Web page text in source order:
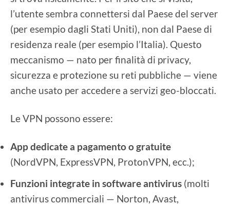
l’utente sembra connettersi dal Paese del server
(per esempio dagli Stati Uniti), non dal Paese di
residenza reale (per esempio l’Italia). Questo
meccanismo — nato per finalità di privacy,
sicurezza e protezione su reti pubbliche — viene
anche usato per accedere a servizi geo-bloccati.
Le VPN possono essere:
App dedicate a pagamento o gratuite
(NordVPN, ExpressVPN, ProtonVPN, ecc.);
Funzioni integrate in software antivirus (molti
antivirus commerciali — Norton, Avast,